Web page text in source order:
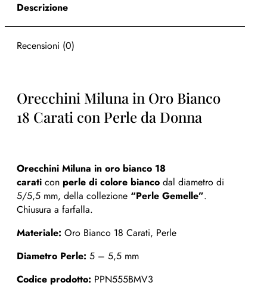
Descrizione
Recensioni (0)
Orecchini Miluna in Oro Bianco
18 Carati con Perle da Donna
Orecchini Miluna in oro bianco 18
carati con perle di colore bianco dal diametro di
5/5,5 mm, della collezione “Perle Gemelle”.
Chiusura a farfalla.
Materiale: Oro Bianco 18 Carati, Perle
Diametro Perle: 5 – 5,5 mm
Codice prodotto: PPN555BMV3